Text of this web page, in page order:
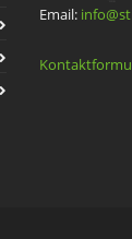
Email: